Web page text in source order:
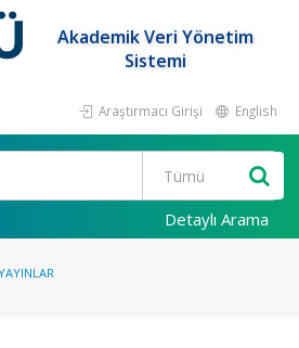
Akademik Veri Yönetim
Sistemi
Araştırmacı Girişi English
Detaylı Arama